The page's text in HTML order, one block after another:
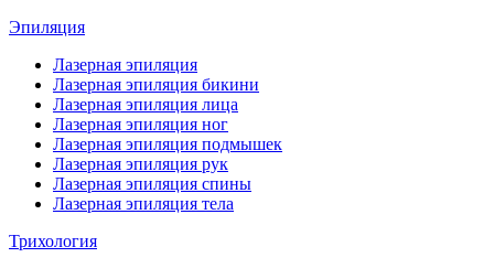
Эпиляция
Лазерная эпиляция
Лазерная эпиляция бикини
Лазерная эпиляция лица
Лазерная эпиляция ног
Лазерная эпиляция подмышек
Лазерная эпиляция рук
Лазерная эпиляция спины
Лазерная эпиляция тела
Трихология